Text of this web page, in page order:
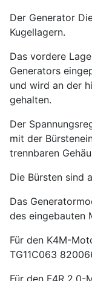
Der Generator
Kugellagern.
Das vordere
Generators
und wird an der
gehalten.
Der
mit der
trennbaren
Die Bürsten sind
Das
des eingebauten
Für den K4M-
TG11C063
Für den F4R 2.0-